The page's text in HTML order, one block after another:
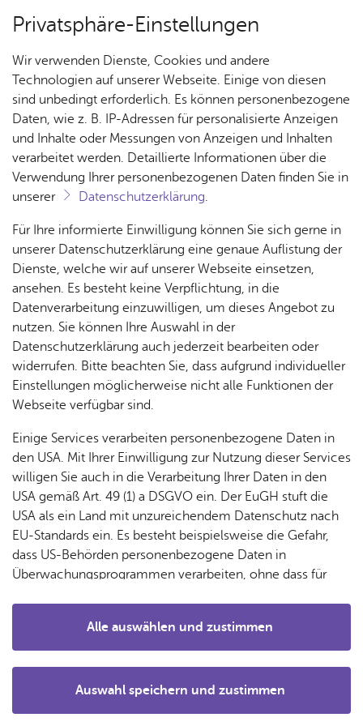
Über­sicht Bür­ger & Stadt
Rat­
haus &
Bür­
ger­
ser­vice
Rat­
häu­ser
& Orts­
ver­
wal­
Ämter
A–Z
Diens
t­leis­
tun­gen
A–Z
For­
Nach­
rich­
ten,
Vi­de­os
& Bil­
der
Me­di­
en­in­
for­ma­
tio­nen
fent­li­
che
Be­
kannt­
ma­
chun­
& TV
Pres­se
Jobs
Stel­
len­an­
ge­bo­te
Aus­bil­
dung &
Stu­di­
um
Bil­
dung
& Be­
treu­
ung
Potz­
be­
treu­
ung
Schu­
len
Bauen
& Um­
welt
Geo­
da­ten
& 3D-
Stadt­
Bau­
stel­len
& Um­
lei­tun­
Um­
welt &
Kli­ma­
Sa­nie­
ren &
bi­li­en
Stadt­
Ge­
sund­
heit &
kum
Ärzte &
Apo­
Fa­mi­lie
& Kin­
der
Se­nio­
ren
Woh­
nen
re­frei
Pfle­ge
& Un­
ter­stüt­
zung
Spiel- & Bolz­plät­ze
Spiel­platz Pi­rol­weg
Vor­le­sen
mit­tel­gro­ße An­la­ge - ge­eig­net für Klein­kin­der
und Schul­kin­der
Größe:
mittelgroß 800 m²
Sandspielen, Klettern
Besonderheiten: Waldrandlage
Privatsphäre-Einstellungen
Wir verwenden Dienste, Cookies und andere
Technologien auf unserer Webseite. Einige von diesen
sind unbedingt erforderlich. Es können personenbezogene
Daten, wie z. B. IP-Adressen für personalisierte Anzeigen
und Inhalte oder Messungen von Anzeigen und Inhalten
verarbeitet werden. Detaillierte Informationen über die
Verwendung Ihrer personenbezogenen Daten finden Sie in
unserer
Datenschutzerklärung.
Für Ihre informierte Einwilligung können Sie sich gerne in
unserer Datenschutzerklärung eine genaue Auflistung der
Dienste, welche wir auf unserer Webseite einsetzen,
ansehen. Es besteht keine Verpflichtung, in die
Datenverarbeitung einzuwilligen, um dieses Angebot zu
nutzen. Sie können Ihre Auswahl in der
Datenschutzerklärung auch jederzeit bearbeiten oder
widerrufen. Bitte beachten Sie, dass aufgrund individueller
Einstellungen möglicherweise nicht alle Funktionen der
Webseite verfügbar sind.
Einige Services verarbeiten personenbezogene Daten in
den USA. Mit Ihrer Einwilligung zur Nutzung dieser Services
willigen Sie auch in die Verarbeitung Ihrer Daten in den
USA gemäß Art. 49 (1) a DSGVO ein. Der EuGH stuft die
USA als ein Land mit unzureichendem Datenschutz nach
EU-Standards ein. Es besteht beispielsweise die Gefahr,
dass US-Behörden personenbezogene Daten in
Überwachungsprogrammen verarbeiten, ohne dass für
Auswahl speichern und zustimmen
Alle auswählen und zustimmen